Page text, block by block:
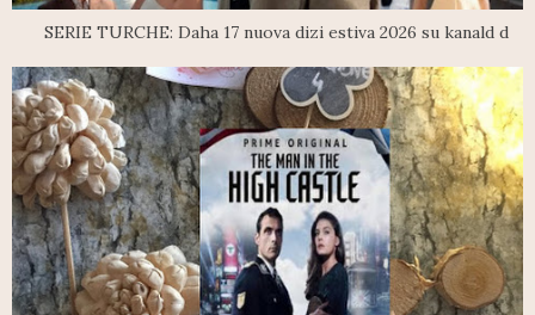
SERIE TURCHE: Daha 17 nuova dizi estiva 2026 su kanald d